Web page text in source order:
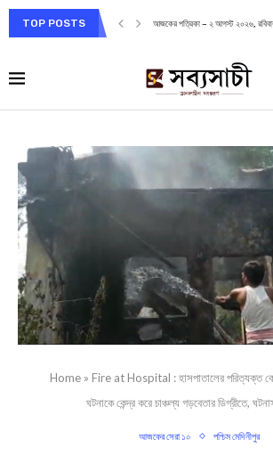
TOP POSTS আজকের
Home » Fire at Hospital : হাসপাতালের পরিত্যক্ত
ঘটনাকে কেন্দ্র করে চাঞ্চল্য গড়বেতার ডিগ্রীতে,
আজকের সেরা ১০ পশ্চিম মেদিনীপুর